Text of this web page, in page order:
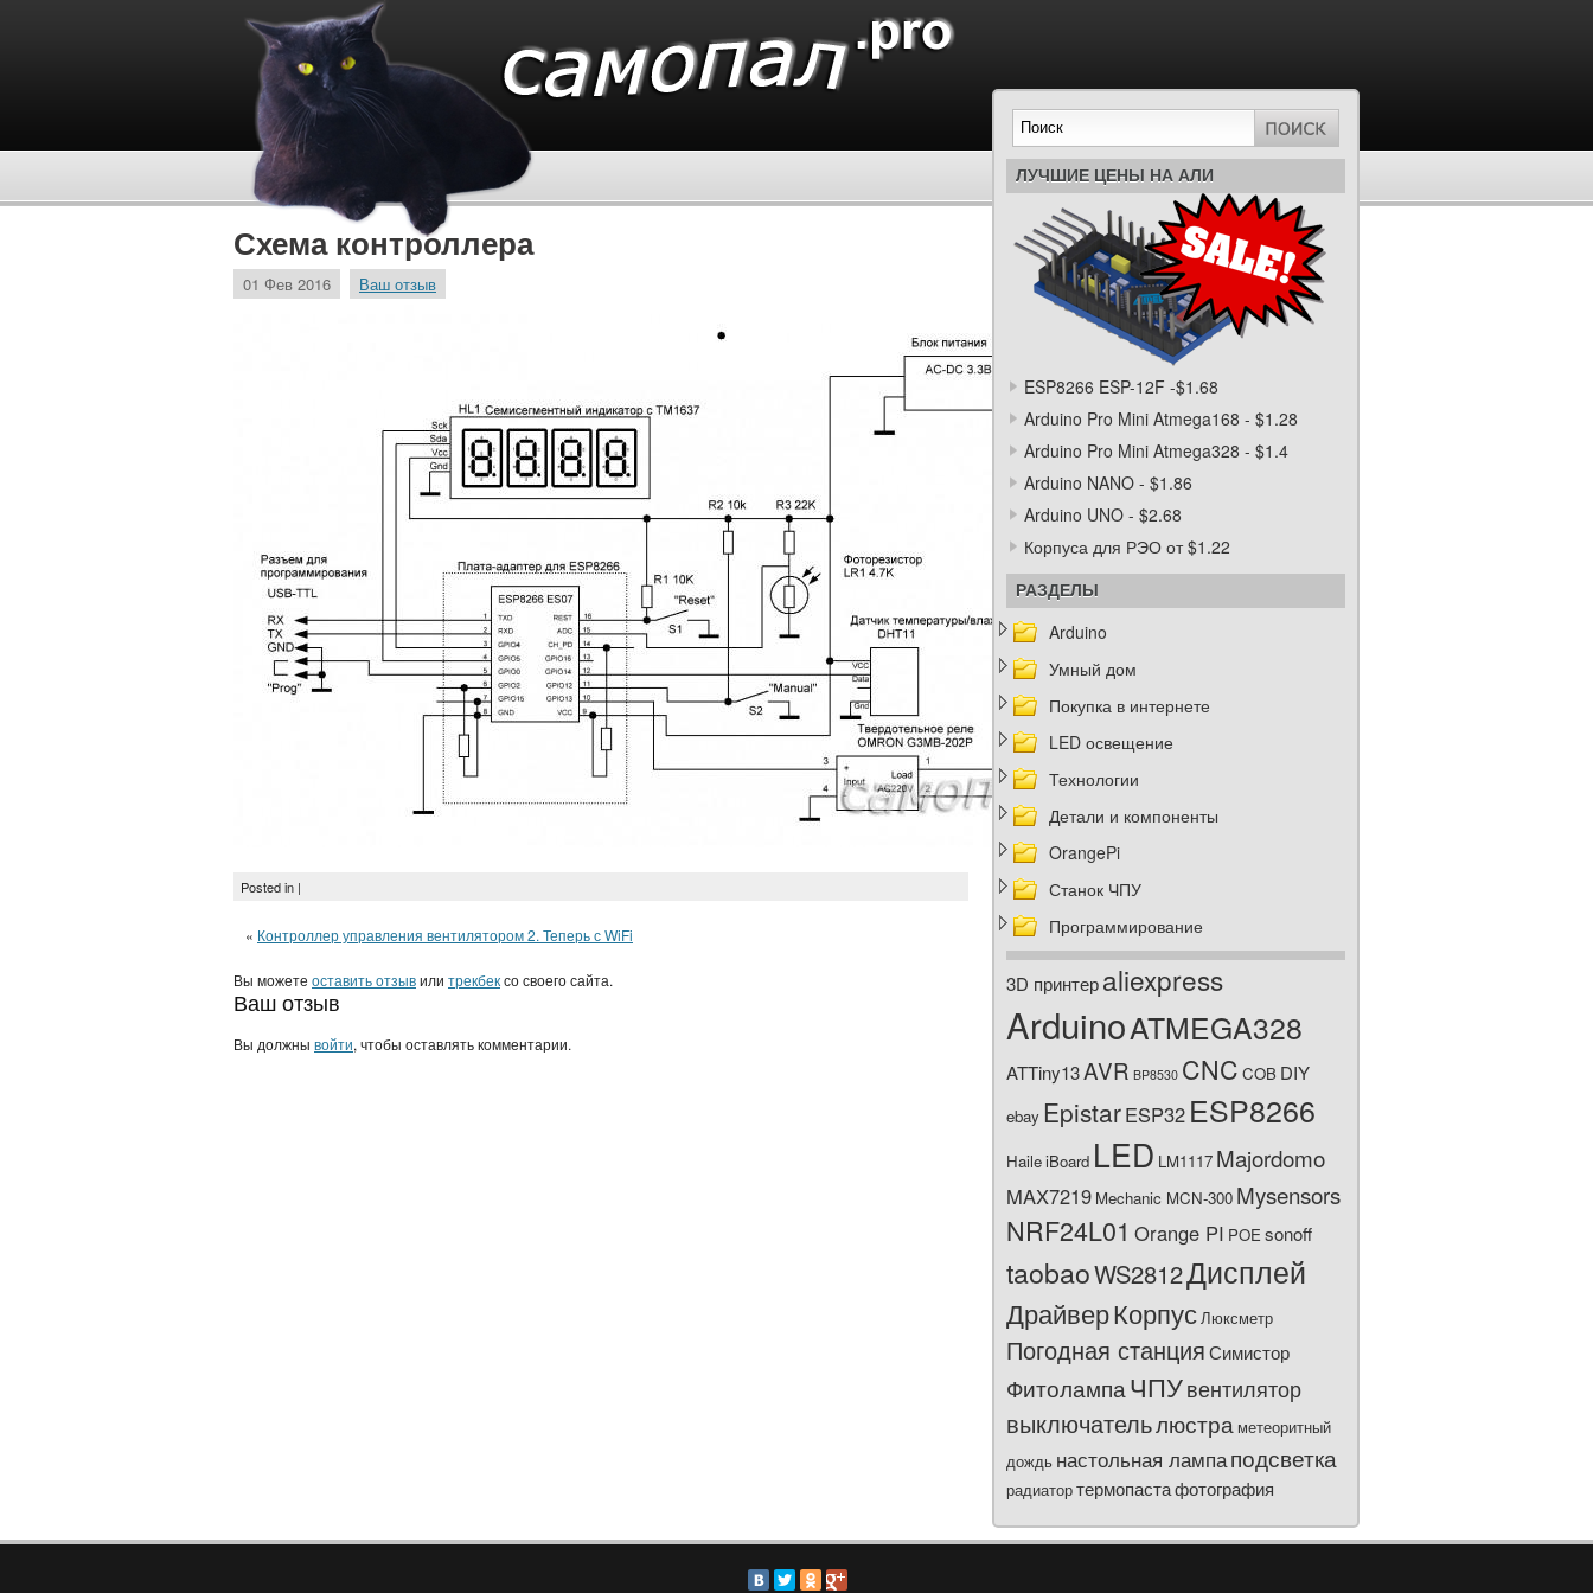
Схема контроллера
01 Фев 2016 Ваш отзыв
Posted in |
« Контроллер управления вентилятором 2. Теперь с WiFi
Вы можете оставить отзывили трекбексо своего сайта.
Ваш отзыв
Вы должны войти, чтобы оставлять комментарии.
ЛУЧШИЕ ЦЕНЫ НА АЛИ
ESP8266 ESP-12F -$1.68
Arduino Pro Mini Atmega168 - $1.28
Arduino Pro Mini Atmega328 - $1.4
Arduino NANO - $1.86
Arduino UNO - $2.68
Корпуса для РЭО от $1.22
РАЗДЕЛЫ
Arduino
Умный дом
Покупка в интернете
LED освещение
Технологии
Детали и компоненты
OrangePi
Станок ЧПУ
Программирование
3D принтерaliexpress
ArduinoATMEGA328
ATTiny13AVR BP8530 CNC COB DIY
ebay EpistarESP32 ESP8266
HaileiBoard LED LM1117 Majordomo
MAX7219 Mechanic MCN-300 Mysensors
NRF24L01 Orange PI POEsonoff
taobaoWS2812Дисплей
ДрайверКорпусЛюксметр
Погодная станцияСимистор
ФитолампаЧПУвентилятор
выключательлюстра метеоритный
дождь настольная лампаподсветка
радиатортермопастафотография